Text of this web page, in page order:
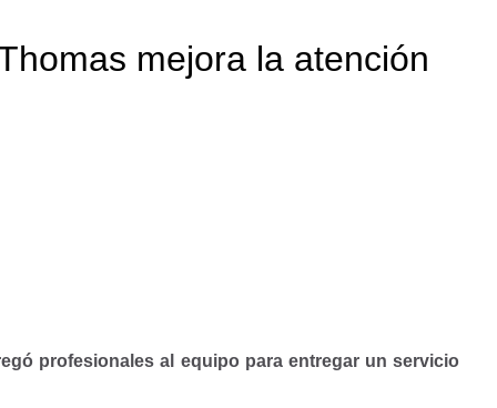
mejora la atención
profesionales al equipo para entregar un servicio